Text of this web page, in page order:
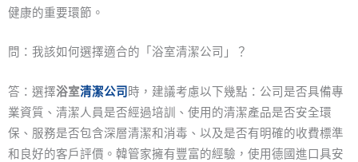
健康的重要環節。
問：我該如何選擇適合的「浴室清潔公司」？
答：選擇浴室清潔公司時，建議考慮以下幾點：公司是否具備專
業資質、清潔人員是否經過培訓、使用的清潔產品是否安全環
保、服務是否包含深層清潔和消毒、以及是否有明確的收費標準
和良好的客戶評價。韓管家擁有豐富的經驗，使用德國進口具安